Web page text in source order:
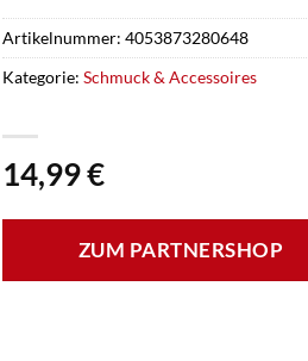
14,99€
ZUM PARTNERSHOP
Artikelnummer: 4053873280648
Kategorie: Schmuck & Accessoires